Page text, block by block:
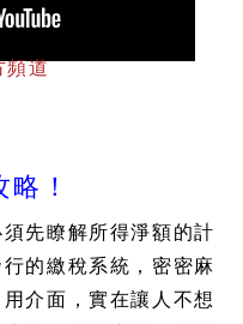
頻道
！
先瞭解所得淨額的計
的繳稅系統，密密麻
介面，實在讓人不想